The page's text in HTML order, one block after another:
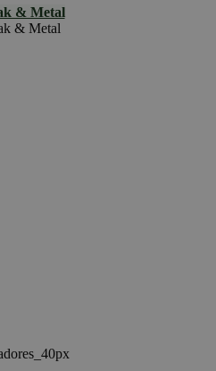
& Metal
& Metal